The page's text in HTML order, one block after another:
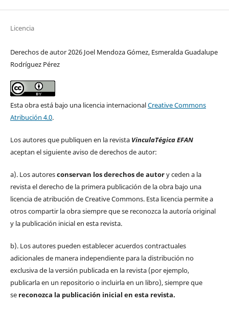
Licencia
Derechos de autor 2026 Joel Mendoza Gómez, Esmeralda Guadalupe
Rodríguez Pérez
Esta obra está bajo una licencia internacionalCreative Commons
Atribución 4.0.
Los autores que publiquen en la revista VinculaTégica EFAN
aceptan el siguiente aviso de derechos de autor:
a). Los autoresconservan los derechos de autory ceden a la
revista el derecho de la primera publicación de la obra bajo una
licencia de atribución de Creative Commons. Esta licencia permite a
otros compartir la obra siempre que se reconozca la autoría original
y la publicación inicial en esta revista.
b). Los autores pueden establecer acuerdos contractuales
adicionales de manera independiente para la distribución no
exclusiva de la versión publicada en la revista (por ejemplo,
publicarla en un repositorio o incluirla en un libro), siempre que
sereconozca la publicación inicial en esta revista.